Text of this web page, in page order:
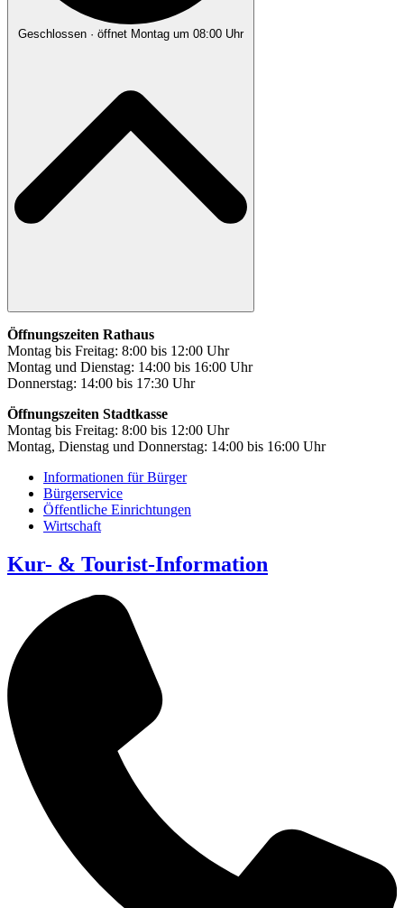
Geschlossen · öffnet Montag um 08:00 Uhr
Öffnungszeiten Rathaus
Montag bis Freitag: 8:00 bis 12:00 Uhr
Montag und Dienstag: 14:00 bis 16:00 Uhr
Donnerstag: 14:00 bis 17:30 Uhr
Öffnungszeiten Stadtkasse
Montag bis Freitag: 8:00 bis 12:00 Uhr
Montag, Dienstag und Donnerstag: 14:00 bis 16:00 Uhr
Informationen für Bürger
Bürgerservice
Öffentliche Einrichtungen
Wirtschaft
Kur- & Tourist-Information